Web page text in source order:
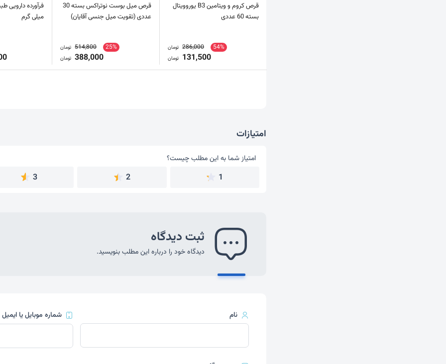
قرص کروم و ویتامین B3 یوروویتال
بسته 60 عددی
54%
286,000 تومان
131,500 تومان
قرص میل بوست نوتراکس بسته 30
عددی (تقویت میل جنسی آقایان)
25%
514,800 تومان
388,000 تومان
میلی گرم
امتیازات
امتیاز شما به این مطلب چیست؟
امتیاز شما به این مطلب چیست؟
1
2
3
ثبت دیدگاه
دیدگاه خود را درباره این مطلب بنویسید.
نام شماره موبایل یا ایمیل